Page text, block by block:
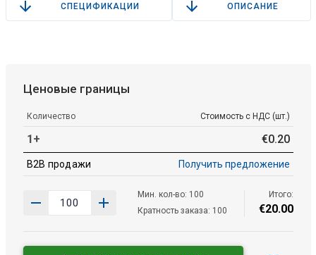
СПЕЦИФИКАЦИИ ОПИСАНИЕ
Ценовые границы
Количество Стоимость с НДС (шт.)
1+ €0.20
B2B продажи Получить предложение
Мин. кол-во: 100
Кратность заказа: 100
Итого:
€20.00